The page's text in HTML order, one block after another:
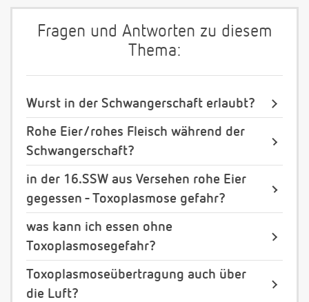
Fragen und Antworten zu diesem
Thema:
Wurst in der Schwangerschaft erlaubt?
Rohe Eier/rohes Fleisch während der
Schwangerschaft?
in der 16.SSW aus Versehen rohe Eier
gegessen - Toxoplasmose gefahr?
was kann ich essen ohne
Toxoplasmosegefahr?
Toxoplasmoseübertragung auch über
die Luft?